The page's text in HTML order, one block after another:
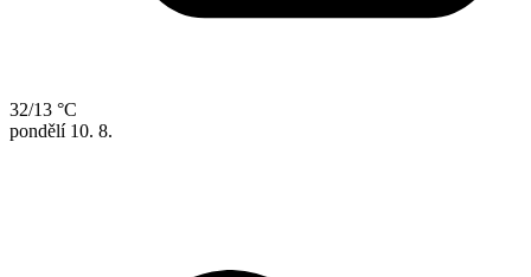
32/13 °C
pondělí 10. 8.